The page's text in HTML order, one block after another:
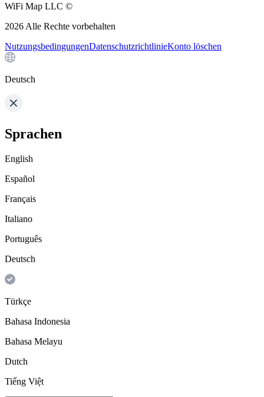
WiFi Map LLC ©
2026 Alle Rechte vorbehalten
NutzungsbedingungenDatenschutzrichtlinieKonto löschen
Deutsch
Sprachen
English
Español
Français
Italiano
Português
Deutsch
Türkçe
Bahasa Indonesia
Bahasa Melayu
Dutch
Tiếng Việt